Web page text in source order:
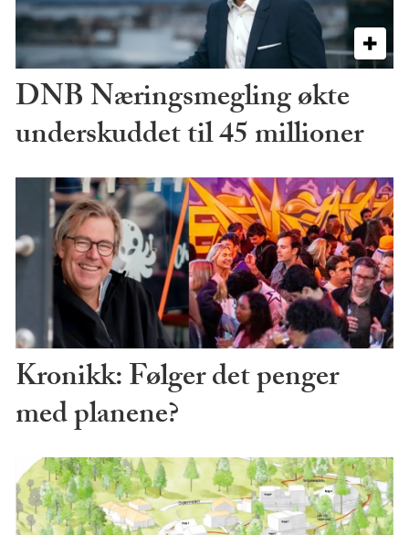
DNB Næringsmegling økte
underskuddet til 45 millioner
Kronikk: Følger det penger
med planene?